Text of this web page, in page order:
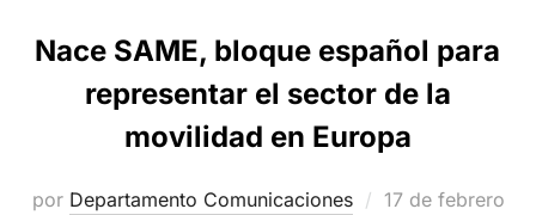
Nace SAME, bloque español para
representar el sector de la
movilidad en Europa
por Departamento Comunicaciones
Publicado
17 de febrero